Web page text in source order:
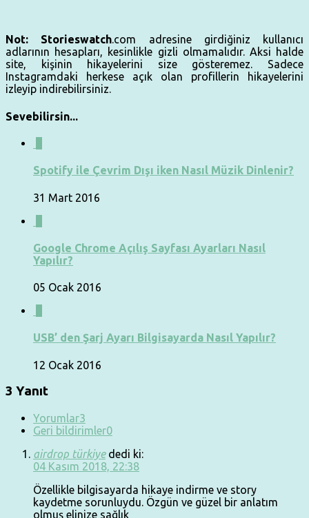
Not: Storieswatch.com adresine girdiğiniz kullanıcı
adlarının hesapları, kesinlikle gizli olmamalıdır. Aksi halde
site, kişinin hikayelerini size gösteremez. Sadece
Instagramdaki herkese açık olan profillerin hikayelerini
izleyip indirebilirsiniz.
Sevebilirsin...
Spotify ile Çevrim Dışı iken Nasıl Müzik Dinlenir?
31 Mart 2016
Google Chrome Açılış Sayfası Ayarları Nasıl
Yapılır?
05 Ocak 2016
USB’ den Şarj Ayarı Bilgisayarda Nasıl Yapılır?
12 Ocak 2016
3 Yanıt
Yorumlar3
Geri bildirimler0
airdrop türkiye dedi ki:
04 Kasım 2018, 22:38
Özellikle bilgisayarda hikaye indirme ve story
kaydetme sorunluydu. Özgün ve güzel bir anlatım
olmuş elinize sağlık